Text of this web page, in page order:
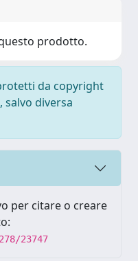
prodotto.
da copyright
diversa
per citare o creare
23747